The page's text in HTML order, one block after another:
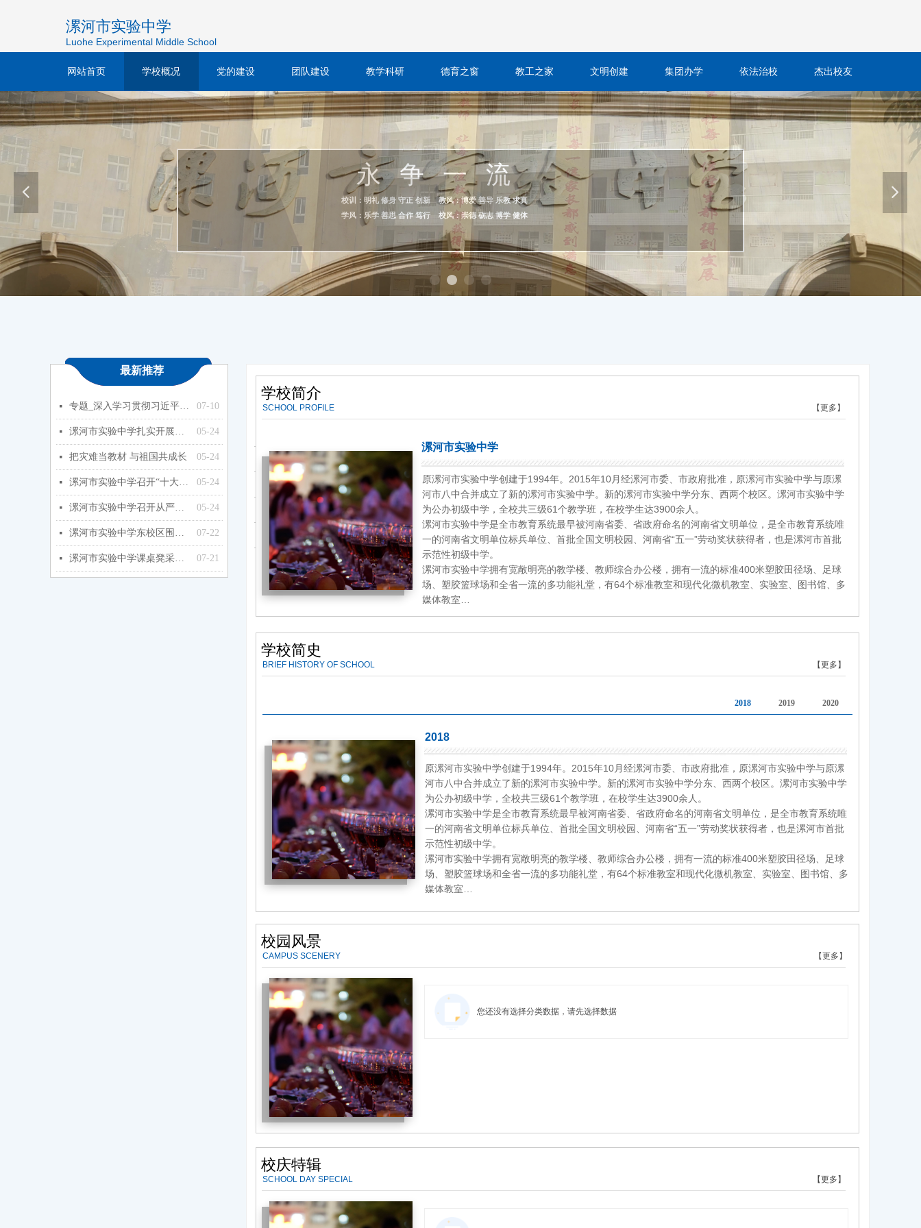
网站首页 学校概况 党的建设 团队建设 教学科研 德育之窗 教工之家 文明创建 集团办学 依法治校 杰出校友
永 争 一 流
校训：明礼 修身 守正 创新 教风：博爱 善导 乐教 求真
学风：乐学 善思 合作 笃行 校风：崇德 砺志 博学 健体
넳 넲
漯河市实验中学
Luohe Experimental Middle School
学校简介
SCHOOL PROFILE 【更多】
漯河市实验中学
原漯河市实验中学创建于1994年。2015年10月经漯河市委、市政府批准，原漯河市实验中学与原漯
河市八中合并成立了新的漯河市实验中学。新的漯河市实验中学分东、西两个校区。漯河市实验中学
为公办初级中学，全校共三级61个教学班，在校学生达3900余人。
漯河市实验中学是全市教育系统最早被河南省委、省政府命名的河南省文明单位，是全市教育系统唯
一的河南省文明单位标兵单位、首批全国文明校园、河南省“五一”劳动奖状获得者，也是漯河市首批
示范性初级中学。
漯河市实验中学拥有宽敞明亮的教学楼、教师综合办公楼，拥有一流的标准400米塑胶田径场、足球
场、塑胶篮球场和全省一流的多功能礼堂，有64个标准教室和现代化微机教室、实验室、图书馆、多
媒体教室…
넷 漯河市实验中学扎实开展能力作风建设年活动
2022-05-24
把灾难当教材 与祖国共成长
漯河市实验中学召开“十大战略”政策知识学习专题会
2022-05-24
漯河市实验中学召开从严治党暨以案促改专题会
学校简史
BRIEF HISTORY OF SCHOOL 【更多】
2018 2019 2020
2018
原漯河市实验中学创建于1994年。2015年10月经漯河市委、市政府批准，原漯河市实验中学与原漯
河市八中合并成立了新的漯河市实验中学。新的漯河市实验中学分东、西两个校区。漯河市实验中学
为公办初级中学，全校共三级61个教学班，在校学生达3900余人。
漯河市实验中学是全市教育系统最早被河南省委、省政府命名的河南省文明单位，是全市教育系统唯
一的河南省文明单位标兵单位、首批全国文明校园、河南省“五一”劳动奖状获得者，也是漯河市首批
示范性初级中学。
漯河市实验中学拥有宽敞明亮的教学楼、教师综合办公楼，拥有一流的标准400米塑胶田径场、足球
场、塑胶篮球场和全省一流的多功能礼堂，有64个标准教室和现代化微机教室、实验室、图书馆、多
媒体教室…
校园风景
CAMPUS SCENERY 【更多】
您还没有选择分类数据，请先选择数据
校庆特辑
SCHOOL DAY SPECIAL 【更多】
最新推荐
07-10
넷 专题_深入学习贯彻习近平总书记关于教育的重要论述_中华人民共和国教育部政府门户网站
05-24
넷 漯河市实验中学扎实开展能力作风建设年活动
05-24
넷 把灾难当教材 与祖国共成长
05-24
넷 漯河市实验中学召开“十大战略”政策知识学习专题会
05-24
넷 漯河市实验中学召开从严治党暨以案促改专题会
07-22
넷 漯河市实验中学东校区围墙改造工程项目终止公告终止公告
07-21
넷 漯河市实验中学课桌凳采购项目竞争性磋商公告